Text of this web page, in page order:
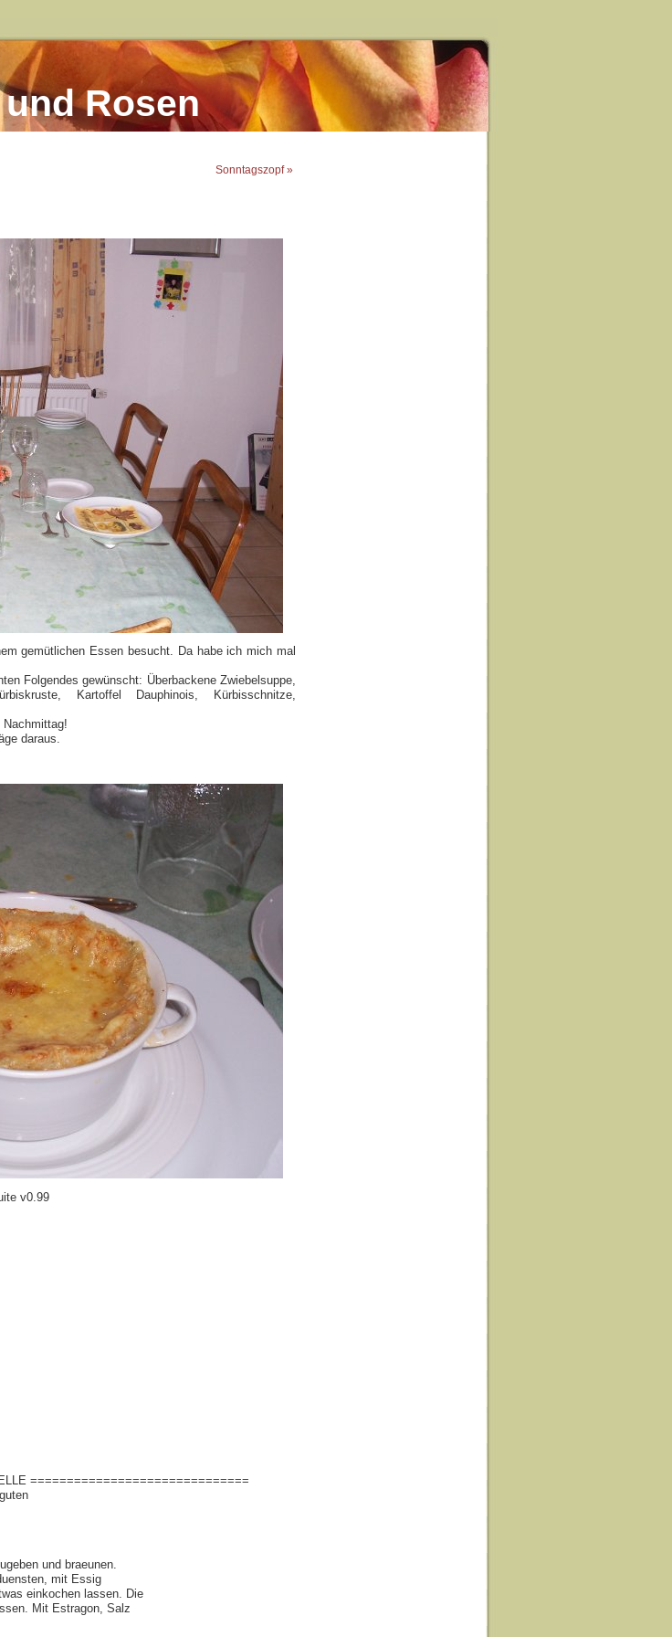
Rosen
Sonntagszopf »
gemütlichen Essen besucht. Da habe ich mich mal
Folgendes gewünscht: Überbackene Zwiebelsuppe,
Kartoffel Dauphinois, Kürbisschnitze,
Nachmittag!
daraus.
v0.99
==============================
und braeunen.
mit Essig
einkochen lassen. Die
Mit Estragon, Salz